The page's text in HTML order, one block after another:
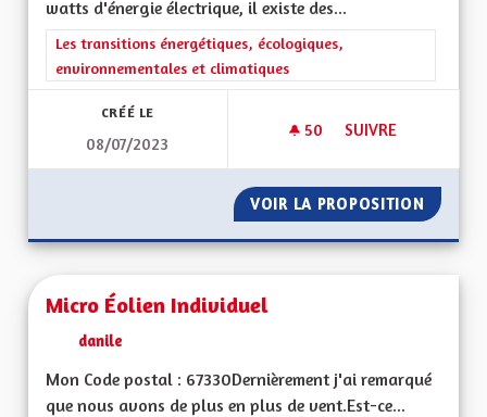
watts d'énergie électrique, il existe des...
Filtrer les résultats de la catégorie : Les transitions
Les transitions énergétiques, écologiques,
environnementales et climatiques
CRÉÉ LE
08/07/2023
50 50 ABONNÉS
SUIVRE
VOIR LA PROPOSITION
Micro Éolien Individuel
danile
Mon Code postal : 67330Dernièrement j'ai remarqué
que nous avons de plus en plus de vent.Est-ce...